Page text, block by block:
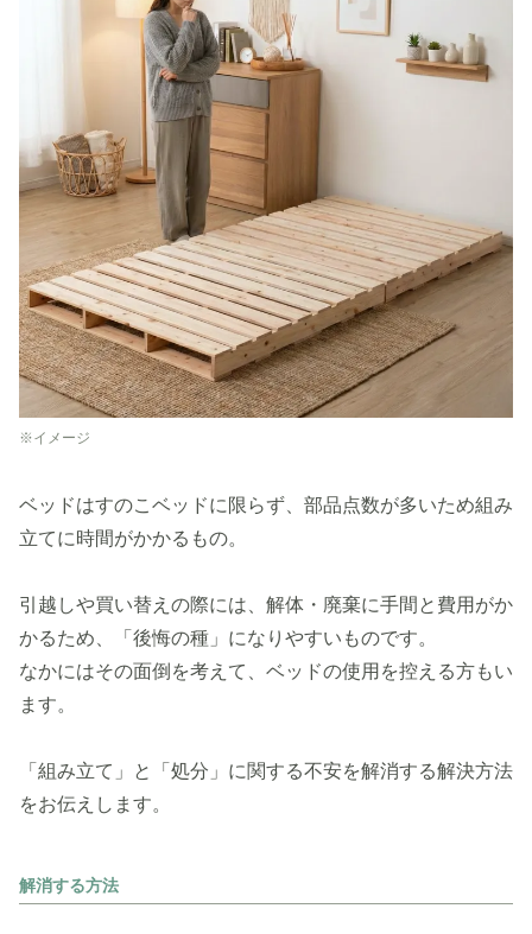
※イメージ
ベッドはすのこベッドに限らず、部品点数が多いため組み
立てに時間がかかるもの。
引越しや買い替えの際には、解体・廃棄に手間と費用がか
かるため、「後悔の種」になりやすいものです。
なかにはその面倒を考えて、ベッドの使用を控える方もい
ます。
「組み立て」と「処分」に関する不安を解消する解決方法
をお伝えします。
解消する方法